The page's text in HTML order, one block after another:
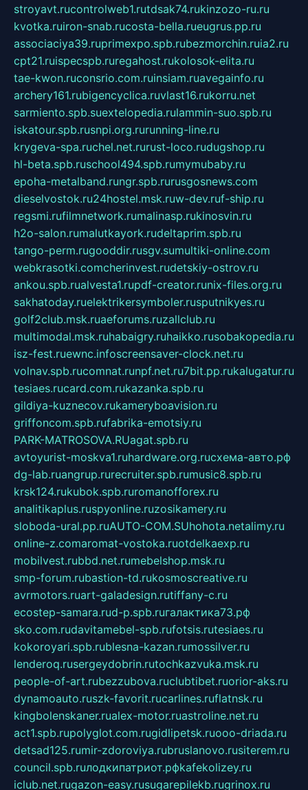
stroyavt.rucontrolweb1.rutdsak74.rukinzozo-ru.ru
kvotka.ruiron-snab.rucosta-bella.rueugrus.pp.ru
associaciya39.ruprimexpo.spb.rubezmorchin.ruia2.ru
cpt21.ruispecspb.ruregahost.rukolosok-elita.ru
tae-kwon.ruconsrio.com.ruinsiam.ruavegainfo.ru
archery161.rubigencyclica.ruvlast16.rukorru.net
sarmiento.spb.suextelopedia.rulammin-suo.spb.ru
iskatour.spb.rusnpi.org.rurunning-line.ru
krygeva-spa.ruchel.net.rurust-loco.rudugshop.ru
hl-beta.spb.ruschool494.spb.rumymubaby.ru
epoha-metalband.rungr.spb.rurusgosnews.com
dieselvostok.ru24hostel.msk.ruw-dev.ruf-ship.ru
regsmi.rufilmnetwork.rumalinasp.rukinosvin.ru
h2o-salon.rumalutkayork.rudeltaprim.spb.ru
tango-perm.rugooddir.rusgv.sumultiki-online.com
webkrasotki.comcherinvest.rudetskiy-ostrov.ru
ankou.spb.rualvesta1.rupdf-creator.runix-files.org.ru
sakhatoday.ruelektrikersymboler.rusputnikyes.ru
golf2club.msk.ruaeforums.ruzallclub.ru
multimodal.msk.ruhabaigry.ruhaikko.rusobakopedia.ru
isz-fest.ruewnc.infoscreensaver-clock.net.ru
volnav.spb.rucomnat.runpf.net.ru7bit.pp.rukalugatur.ru
tesiaes.rucard.com.rukazanka.spb.ru
gildiya-kuznecov.rukameryboavision.ru
griffoncom.spb.rufabrika-emotsiy.ru
PARK-MATROSOVA.RUagat.spb.ru
avtoyurist-moskva1.ruhardware.org.ruсхема-авто.рф
dg-lab.ruangrup.rurecruiter.spb.rumusic8.spb.ru
krsk124.rukubok.spb.ruromanofforex.ru
analitikaplus.ruspyonline.ruzosikamery.ru
sloboda-ural.pp.ruAUTO-COM.SUhohota.netalimy.ru
online-z.comaromat-vostoka.ruotdelkaexp.ru
mobilvest.rubbd.net.rumebelshop.msk.ru
smp-forum.rubastion-td.rukosmoscreative.ru
avrmotors.ruart-galadesign.rutiffany-c.ru
ecostep-samara.rud-p.spb.ruгалактика73.рф
sko.com.rudavitamebel-spb.rufotsis.rutesiaes.ru
kokoroyari.spb.rublesna-kazan.rumossilver.ru
lenderoq.rusergeydobrin.rutochkazvuka.msk.ru
people-of-art.rubezzubova.ruclubtibet.ruorior-aks.ru
dynamoauto.ruszk-favorit.rucarlines.ruflatnsk.ru
kingbolenskaner.rualex-motor.ruastroline.net.ru
act1.spb.rupolyglot.com.rugidlipetsk.ruooo-driada.ru
detsad125.rumir-zdoroviya.rubruslanovo.rusiterem.ru
council.spb.ruлодкипатриот.рфkafekolizey.ru
iclub.net.rugazon-easy.rusugarepilekb.rugrinox.ru